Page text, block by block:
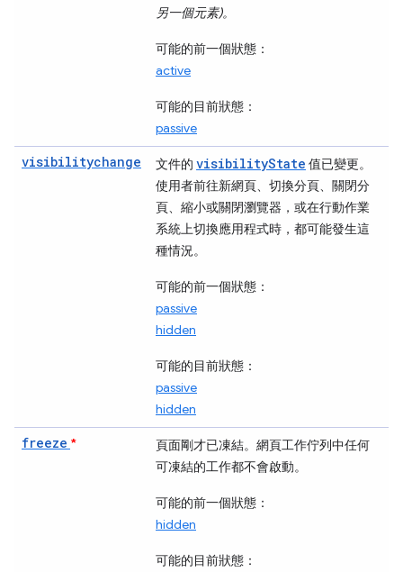
另一個元素)。
可能的前一個狀態：
active
可能的目前狀態：
passive
visibilitychange 文件的 visibilityState 值已變更。
使用者前往新網頁、切換分頁、關閉分
頁、縮小或關閉瀏覽器，或在行動作業
系統上切換應用程式時，都可能發生這
種情況。
可能的前一個狀態：
passive
hidden
可能的目前狀態：
passive
hidden
freeze *
頁面剛才已凍結。網頁工作佇列中任何
可凍結的工作都不會啟動。
可能的前一個狀態：
hidden
可能的目前狀態：